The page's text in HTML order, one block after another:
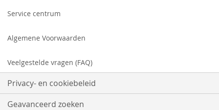
Service centrum
Algemene Voorwaarden
Veelgestelde vragen (FAQ)
Privacy- en cookiebeleid
Geavanceerd zoeken